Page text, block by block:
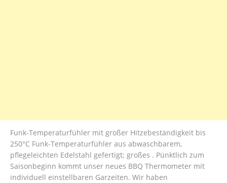
Funk-Temperaturfühler mit großer Hitzebeständigkeit bis
250°C Funk-Temperaturfühler aus abwaschbarem,
pflegeleichten Edelstahl gefertigt; großes . Pünktlich zum
Saisonbeginn kommt unser neues BBQ Thermometer mit
individuell einstellbaren Garzeiten. Wir haben